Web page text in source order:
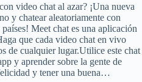
video chat al azar? ¡Una nueva
y chatear aleatoriamente con
Meet chat es una aplicación
que cada video chat en vivo
de cualquier lugar.Utilice este chat
y aprender sobre la gente de
y tener una buena…